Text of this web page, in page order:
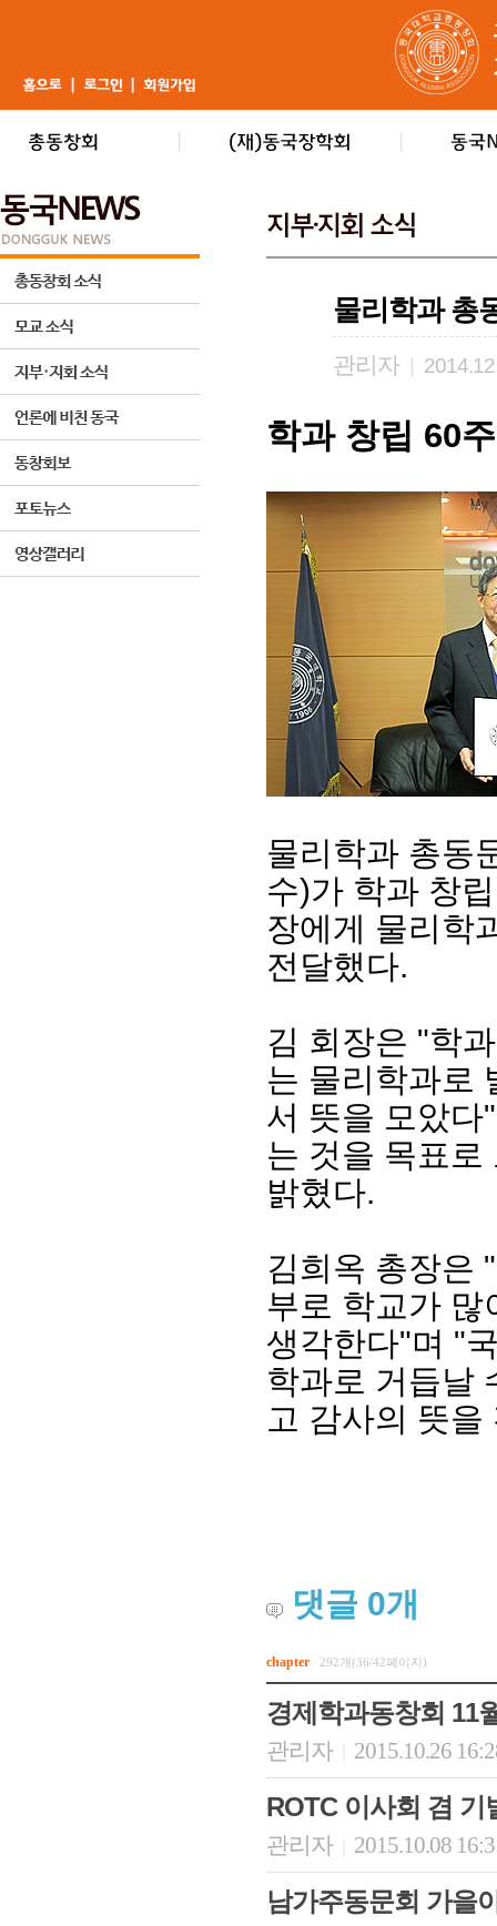
이사장 인사말
임원 현황
연혁·사업실적
역대 이사장
총동창
모교 소
지부·
언론에
동창회
포토뉴
영상갤
물리학과 총
관리자
학과 창립 60
물리학과 총동
수)가 학과 창
장에게 물리학
전달했다.
김 회장은 "학
는 물리학과로
서 뜻을 모았다
는 것을 목표
밝혔다.
김희옥 총장은
부로 학교가 많
생각한다"며 "
학과로 거듭날
고 감사의 뜻을
댓글 0개
chapter 292개(36/42페이지)
경제학과동창회 11
관리자 2015.10.26
ROTC 이사회 겸 기
관리자 2015.10.08
남가주동문회 가을